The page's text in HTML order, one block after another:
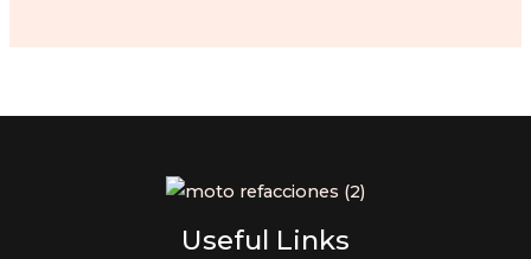
Useful Links